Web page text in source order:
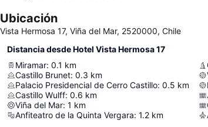
Ubicación
Vista Hermosa 17, Viña del Mar, 2520000, Chile
Distancia desde Hotel Vista Hermosa 17
Miramar: 0.1 km
Castillo Brunet: 0.3 km
Palacio Presidencial de Cerro Castillo: 0.5 km
Castillo Wulff: 0.6 km
Viña del Mar: 1 km
Anfiteatro de la Quinta Vergara: 1.2 km